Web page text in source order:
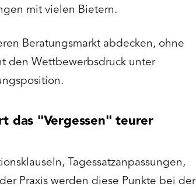
mit vielen Bietern.
Beratungsmarkt abdecken, ohne
den Wettbewerbsdruck unter
das "Vergessen" teurer
Tagessatzanpassungen,
Praxis werden diese Punkte bei der